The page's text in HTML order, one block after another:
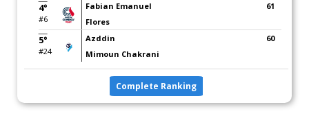
4°
#6
Fabian Emanuel
Flores
61
5°
#24
Azddin
Mimoun Chakrani
60
Complete Ranking